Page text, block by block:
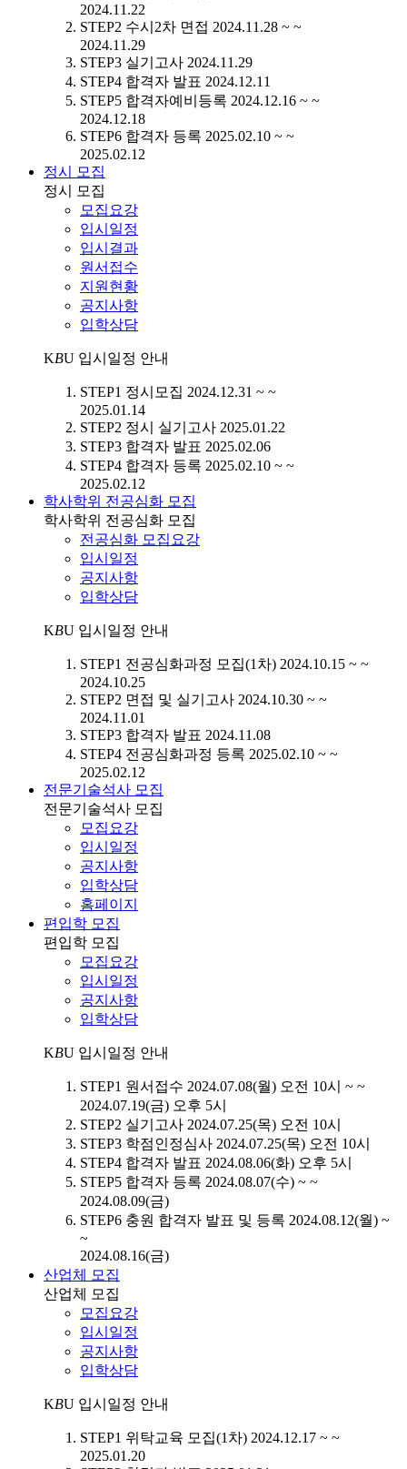
2024.11.22
STEP2 수시2차 면접 2024.11.28 ~ ~
2024.11.29
STEP3 실기고사 2024.11.29
STEP4 합격자 발표 2024.12.11
STEP5 합격자예비등록 2024.12.16 ~ ~
2024.12.18
STEP6 합격자 등록 2025.02.10 ~ ~
2025.02.12
정시 모집
정시 모집
모집요강
입시일정
입시결과
원서접수
지원현황
공지사항
입학상담
KBU 입시일정 안내
STEP1 정시모집 2024.12.31 ~ ~
2025.01.14
STEP2 정시 실기고사 2025.01.22
STEP3 합격자 발표 2025.02.06
STEP4 합격자 등록 2025.02.10 ~ ~
2025.02.12
학사학위 전공심화 모집
학사학위 전공심화 모집
전공심화 모집요강
입시일정
공지사항
입학상담
KBU 입시일정 안내
STEP1 전공심화과정 모집(1차) 2024.10.15 ~ ~
2024.10.25
STEP2 면접 및 실기고사 2024.10.30 ~ ~
2024.11.01
STEP3 합격자 발표 2024.11.08
STEP4 전공심화과정 등록 2025.02.10 ~ ~
2025.02.12
전문기술석사 모집
전문기술석사 모집
모집요강
입시일정
공지사항
입학상담
홈페이지
편입학 모집
편입학 모집
모집요강
입시일정
공지사항
입학상담
KBU 입시일정 안내
STEP1 원서접수 2024.07.08(월) 오전 10시 ~ ~
2024.07.19(금) 오후 5시
STEP2 실기고사 2024.07.25(목) 오전 10시
STEP3 학점인정심사 2024.07.25(목) 오전 10시
STEP4 합격자 발표 2024.08.06(화) 오후 5시
STEP5 합격자 등록 2024.08.07(수) ~ ~
2024.08.09(금)
STEP6 충원 합격자 발표 및 등록 2024.08.12(월) ~
~
2024.08.16(금)
산업체 모집
산업체 모집
모집요강
입시일정
공지사항
입학상담
KBU 입시일정 안내
STEP1 위탁교육 모집(1차) 2024.12.17 ~ ~
2025.01.20